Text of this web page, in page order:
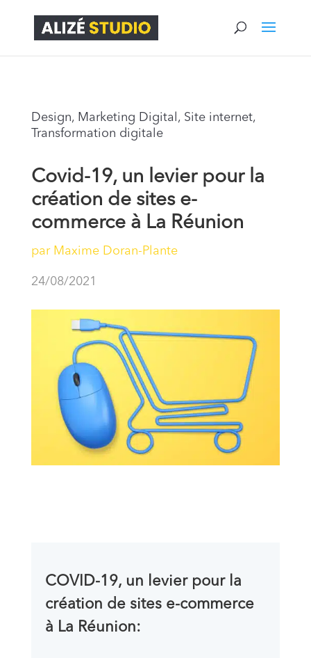
Design, Marketing Digital , Site internet,
Transformation digitale
Covid-19, un levier pour la
création de sites e-
commerce à La Réunion
par Maxime Doran-Plante
24/08/2021
COVID-19, un levier pour la
création de sites e-commerce
à La Réunion: